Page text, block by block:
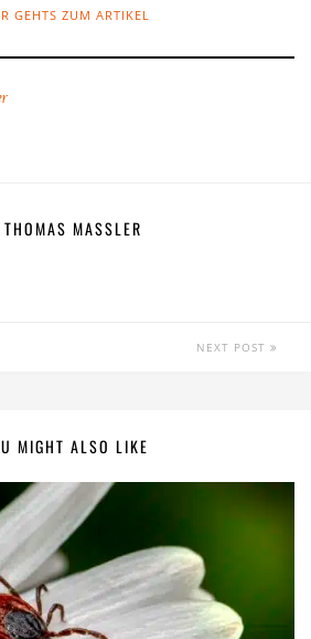
GEHTS ZUM ARTIKEL
MASSLER
NEXT POST
MIGHT ALSO LIKE